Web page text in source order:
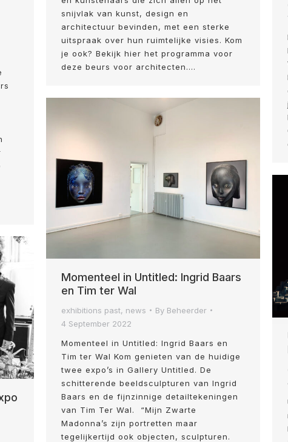
snijvlak van kunst, design en
architectuur bevinden, met een sterke
uitspraak over hun ruimtelijke visies. Kom
je ook? Bekijk hier het programma voor
deze beurs voor architecten.…
Momenteel in Untitled: Ingrid Baars
en Tim ter Wal
exhibitions past, news By Beheerder
4 September 2022
Momenteel in Untitled: Ingrid Baars en
Tim ter Wal Kom genieten van de huidige
twee expo’s in Gallery Untitled. De
schitterende beeldsculpturen van Ingrid
Baars en de fijnzinnige detailtekeningen
van Tim Ter Wal. “Mijn Zwarte
Madonna’s zijn portretten maar
tegelijkertijd ook objecten, sculpturen.